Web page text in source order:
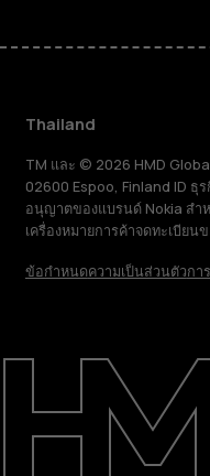
เกี่ยวกับ
ซ่อมแซม ใช้ซ้ำ รีไซเคิล
การสนับสนุน
Thailand
TM และ © 2026 HMD
02600 Espoo, Finland ID ธุ
อนุญาตของแบรนด์ Nokia สำ
เครื่องหมายการค้าจดทะเบีย
ข้อกำหนดความเป็นส่วนตัวกา